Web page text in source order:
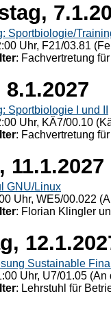
Sportbiologie/
Uhr, F21/03.81
: Fachvertretung
Sportbiologie I und II
Uhr, KÄ7/00.10
: Fachvertretung
11.1.2027
GNU/Linux
Uhr, WE5/00.022
: Florian Klingler
Sustainable
Uhr, U7/01.05
: Lehrstuhl für